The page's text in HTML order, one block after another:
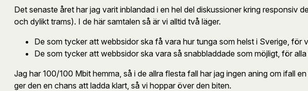
Det senaste året har jag varit inblandad i en hel del diskussioner kring responsiv
och dylikt trams). I de här samtalen så är vi alltid två läger.
De som tycker att webbsidor ska få vara hur tunga som helst i Sverige,
De som tycker att webbsidor ska vara så snabbladdade som möjligt, för
Jag har 100/100 Mbit hemma, så i de allra flesta fall har jag ingen aning om ifall
ger den en chans att ladda klart, så vi hoppar över den biten.